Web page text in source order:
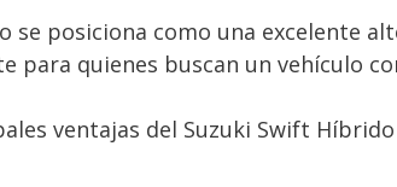
se posiciona como una excelente
para quienes buscan un vehículo
ventajas del Suzuki Swift